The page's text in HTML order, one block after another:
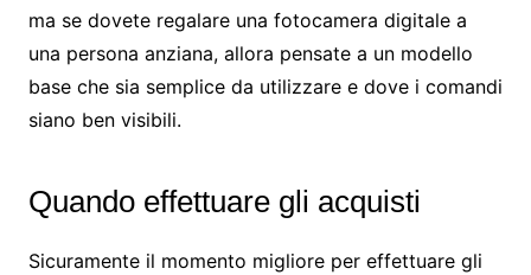
ma se dovete regalare una fotocamera digitale a
una persona anziana, allora pensate a un modello
base che sia semplice da utilizzare e dove i comandi
siano ben visibili.
Quando effettuare gli acquisti
Sicuramente il momento migliore per effettuare gli